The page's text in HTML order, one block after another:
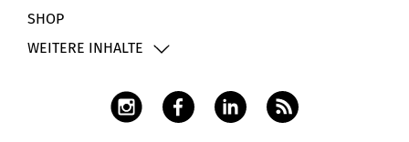
SHOP
WEITERE INHALTE